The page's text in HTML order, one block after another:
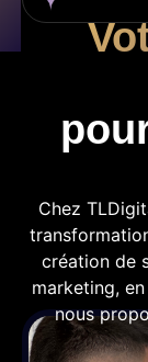
Chez
création de
marketing,
nous